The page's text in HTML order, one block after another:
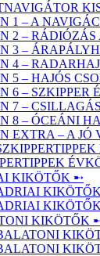
1 – A
2 – RÁDIÓZÁS
3 –
4 –
5 – HAJÓS
6 – SZKIPPER
7 –
8 – ÓCEÁNI
EXTRA – A
KIKÖTŐK ➸
KIKÖTŐK
KIKÖTŐK
KIKÖTŐK